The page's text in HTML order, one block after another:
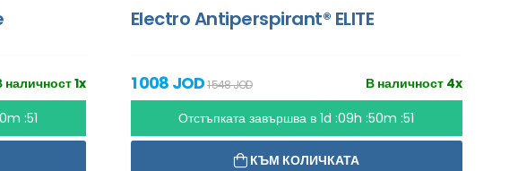
наличност 1x
:50
Electro Antiperspirant® ELITE
В наличност 4x
1 008 JOD1 548 JOD
Отстъпката завършва в 1d :09h :50m :50
КЪМ КОЛИЧКАТА